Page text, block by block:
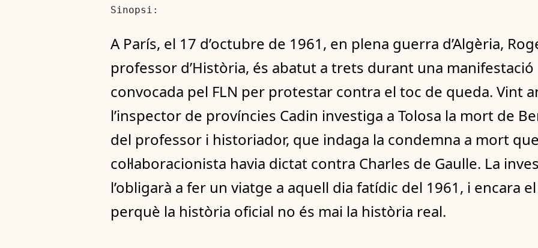
Sinopsi:
A París, el 17 d’octubre de 1961, en plena guerra d’Algèria,
professor d’Història, és abatut a trets durant una manifestació
convocada pel FLN per protestar contra el toc de queda. Vint
l’inspector de províncies Cadin investiga a Tolosa la mort de
del professor i historiador, que indaga la condemna a mort
col·laboracionista havia dictat contra Charles de Gaulle. La
l’obligarà a fer un viatge a aquell dia fatídic del 1961, i encara
perquè la història oficial no és mai la història real.